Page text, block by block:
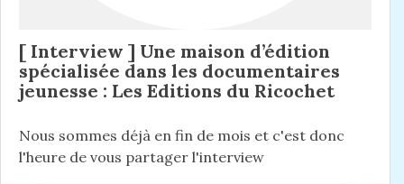
[ Interview ] Une maison d’édition
spécialisée dans les documentaires
jeunesse : Les Editions du Ricochet
Nous sommes déjà en fin de mois et c'est donc
l'heure de vous partager l'interview